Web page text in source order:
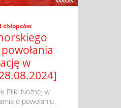
chłopców
w
Piłki Nożnej w
o powołaniu